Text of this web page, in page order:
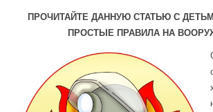
ПРОЧИТАЙТЕ ДАННУЮ СТАТЬЮ С
ПРОСТЫЕ ПРАВИЛА НА